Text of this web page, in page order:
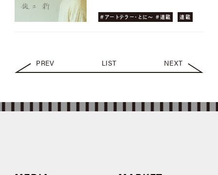
#アートテラー・とに〜 #連載 連載
PREV LIST NEXT